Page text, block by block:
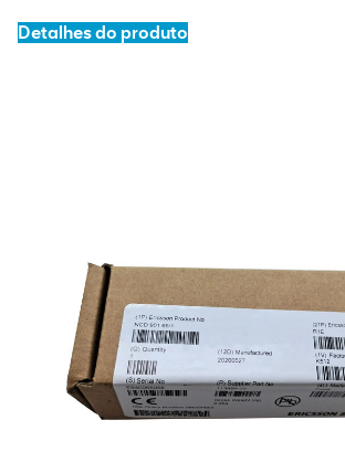
Detalhes do produto